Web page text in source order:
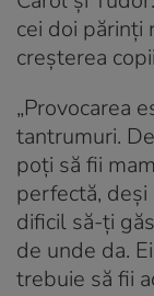
cei doi părinți
creșterea
„Provocarea
tantrumuri.
poți să fii
perfectă, deși
dificil să-ți
de unde da.
trebuie să fii